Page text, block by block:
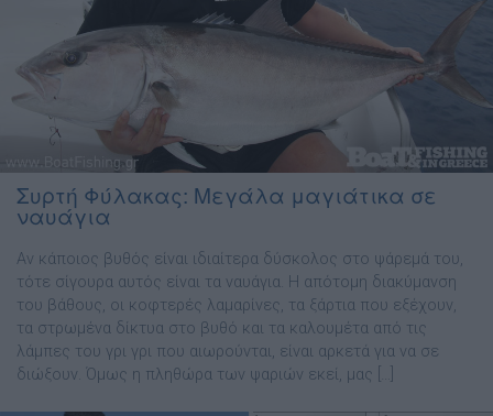
Συρτή Φύλακας: Μεγάλα μαγιάτικα σε
ναυάγια
Αν κάποιος βυθός είναι ιδιαίτερα δύσκολος στο ψάρεµά του,
τότε σίγουρα αυτός είναι τα ναυάγια. Η απότοµη διακύµανση
του βάθους, οι κοφτερές λαµαρίνες, τα ξάρτια που εξέχουν,
τα στρωµένα δίκτυα στο βυθό και τα καλουµέτα από τις
λάµπες του γρι γρι που αιωρούνται, είναι αρκετά για να σε
διώξουν. Όµως η πληθώρα των ψαριών εκεί, µας […]